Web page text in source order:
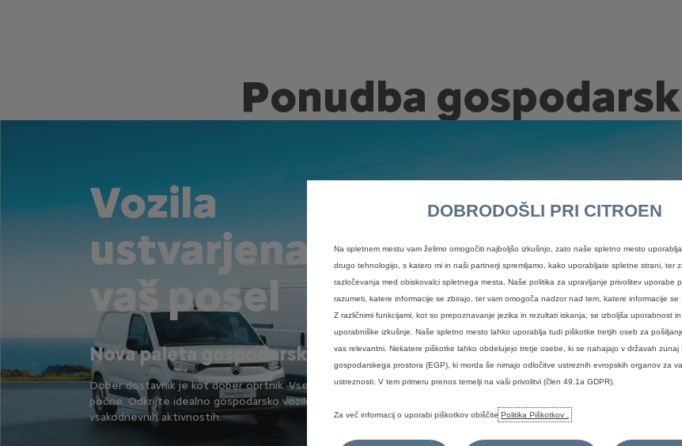
Ponudba
Vozila
ustvarjena za
vaš posel
Nova paleta gospodarskih vozil
Dober dostavnik je kot dober obrtnik. Vse zna, vse
počne. Odkrijte idealno gospodarsko vozilo, ki vas bo spremljalo pri
vsakodnevnih aktivnostih.
DOBRODOŠLI PRI CITROEN
Na spletnem mestu vam želimo omogočiti najboljšo izkušnjo, zato naše spletno mesto
drugo tehnologijo, s katero mi in naši partnerji spremljamo, kako uporabljate spletne strani, ter
razločevanja med obiskovalci spletnega mesta. Naše politika za upravljanje privolitev uporabe
razumeti, katere informacije se zbirajo, ter vam omogoča nadzor nad tem, katere informacije se
Z različnimi funkcijami, kot so prepoznavanje jezika in rezultati iskanja, se izboljša uporabnost
uporabniške izkušnje. Naše spletno mesto lahko uporablja tudi piškotke tretjih oseb za
vas relevantni. Nekatere piškotke lahko obdelujejo tretje osebe, ki se nahajajo v državah zunaj
gospodarskega prostora (EGP), ki morda še nimajo odločitve ustreznih evropskih organov za
ustreznosti. V tem primeru prenos temelji na vaši privolitvi (člen 49.1a GDPR).
Za več informacij o uporabi piškotkov obiščite Politika Piškotkov .